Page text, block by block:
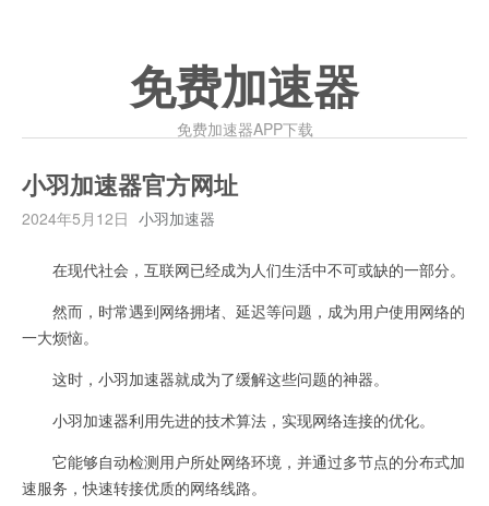
免费加速器
免费加速器APP下载
小羽加速器官方网址
2024年5月12日 小羽加速器
在现代社会，互联网已经成为人们生活中不可或缺的一部分。
然而，时常遇到网络拥堵、延迟等问题，成为用户使用网络的
一大烦恼。
这时，小羽加速器就成为了缓解这些问题的神器。
小羽加速器利用先进的技术算法，实现网络连接的优化。
它能够自动检测用户所处网络环境，并通过多节点的分布式加
速服务，快速转接优质的网络线路。